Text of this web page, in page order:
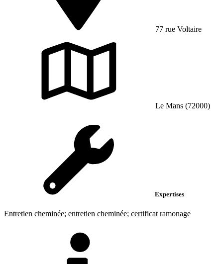
77 rue Voltaire
Le Mans (72000)
Expertises
Entretien cheminée; entretien cheminée; certificat ramonage